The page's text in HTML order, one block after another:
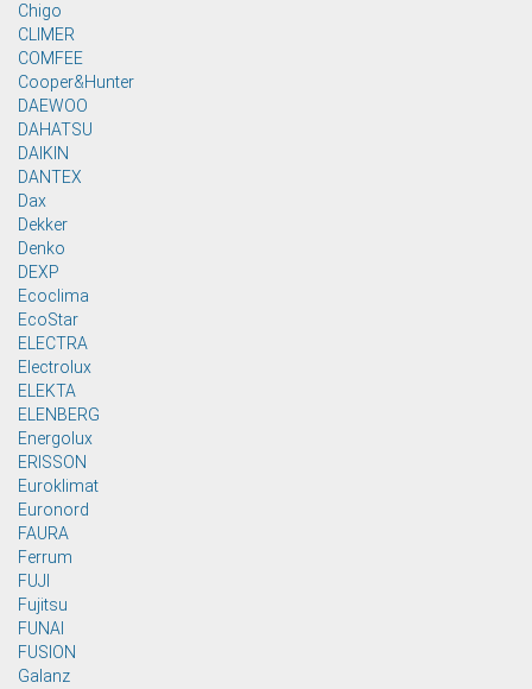
Chigo
CLIMER
COMFEE
Cooper&Hunter
DAEWOO
DAHATSU
DAIKIN
DANTEX
Dax
Dekker
Denko
DEXP
Ecoclima
EcoStar
ELECTRA
Electrolux
ELEKTA
ELENBERG
Energolux
ERISSON
Euroklimat
Euronord
FAURA
Ferrum
FUJI
Fujitsu
FUNAI
FUSION
Galanz